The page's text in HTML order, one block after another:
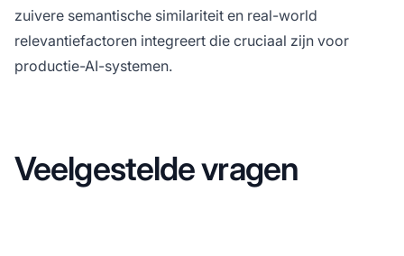
zuivere semantische similariteit en real-world
relevantiefactoren integreert die cruciaal zijn voor
productie-AI-systemen.
Veelgestelde vragen